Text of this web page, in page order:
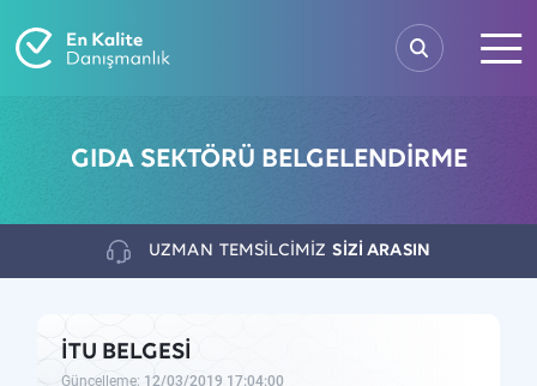
GIDA SEKTÖRÜ BELGELENDİRME
UZMAN TEMSİLCİMİZ SİZİ ARASIN
İTU BELGESİ
Güncelleme: 12/03/2019 17:04:00